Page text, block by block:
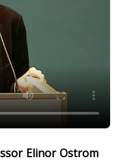
Elinor Ostrom